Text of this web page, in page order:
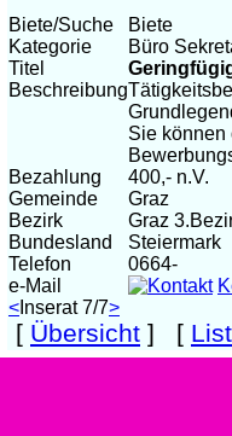
Biete/Suche
Biete
Kategorie
Büro
Titel
Beschreibung
Sie können
Bezahlung
400,- n.V.
Gemeinde
Graz
Bezirk
Graz
Bundesland
Steiermark
Telefon
0664-
e-Mail
< Inserat 7/7>
[ Übersicht ] [